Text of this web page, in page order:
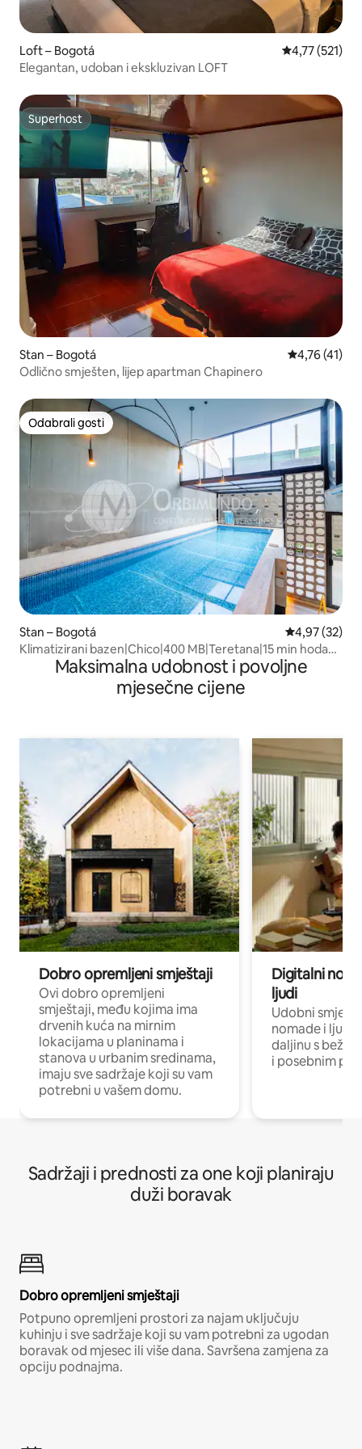
Loft – Bogotá Prosječna
4,77 (521)
Elegantan, udoban i ekskluzivan LOFT
Superhost
Superhost
Stan – Bogotá Prosječna
4,76 (41)
Odlično smješten, lijep apartman Chapinero
Odabrali gosti
Odabrali gosti
Stan – Bogotá Prosječna
4,97 (32)
Klimatizirani bazen|Chico|400 MB|Teretana|15 min hoda
do Park93Maksimalna udobnost i povoljne
mjesečne cijene
Dobro opremljeni smještaji
Ovi dobro opremljeni
smještaji, među kojima ima
drvenih kuća na mirnim
lokacijama u planinama i
stanova u urbanim sredinama,
imaju sve sadržaje koji su vam
potrebni u vašem domu.
Digitalni
ljudi
Udobni
nomade i ljude
daljinu s
i posebnim
Sadržaji i prednosti za one koji planiraju
duži boravak
Dobro opremljeni smještaji
Potpuno opremljeni prostori za najam uključuju
kuhinju i sve sadržaje koji su vam potrebni za ugodan
boravak od mjesec ili više dana. Savršena zamjena za
opciju podnajma.